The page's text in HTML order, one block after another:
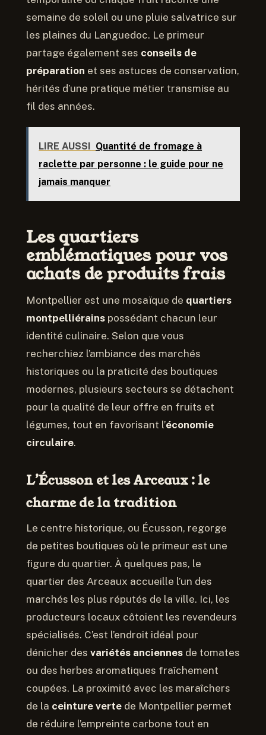
semaine de soleil ou une pluie salvatrice sur
les plaines du Languedoc. Le primeur
partage également ses conseils de
préparation et ses astuces de conservation,
hérités d’une pratique métier transmise au
fil des années.
LIRE AUSSI
Quantité de fromage à
raclette par personne : le guide pour ne
jamais manquer
Les quartiers
emblématiques pour vos
achats de produits frais
Montpellier est une mosaïque de quartiers
montpelliérains possédant chacun leur
identité culinaire. Selon que vous
recherchiez l’ambiance des marchés
historiques ou la praticité des boutiques
modernes, plusieurs secteurs se détachent
pour la qualité de leur offre en fruits et
légumes, tout en favorisant l’économie
circulaire.
L’Écusson et les Arceaux : le
charme de la tradition
Le centre historique, ou Écusson, regorge
de petites boutiques où le primeur est une
figure du quartier. À quelques pas, le
quartier des Arceaux accueille l’un des
marchés les plus réputés de la ville. Ici, les
producteurs locaux côtoient les revendeurs
spécialisés. C’est l’endroit idéal pour
dénicher des variétés anciennes de tomates
ou des herbes aromatiques fraîchement
coupées. La proximité avec les maraîchers
de la ceinture verte de Montpellier permet
de réduire l’empreinte carbone tout en